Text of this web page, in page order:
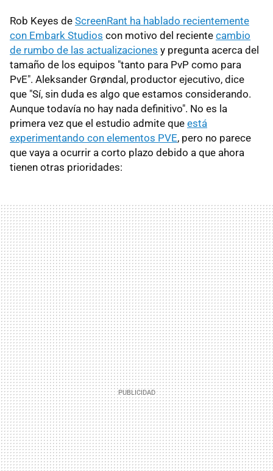
Rob Keyes de ScreenRant ha hablado recientemente
con Embark Studios con motivo del reciente cambio
de rumbo de las actualizaciones y pregunta acerca del
tamaño de los equipos "tanto para PvP como para
PvE". Aleksander Grøndal, productor ejecutivo, dice
que "Sí, sin duda es algo que estamos considerando.
Aunque todavía no hay nada definitivo". No es la
primera vez que el estudio admite que está
experimentando con elementos PVE, pero no parece
que vaya a ocurrir a corto plazo debido a que ahora
tienen otras prioridades: